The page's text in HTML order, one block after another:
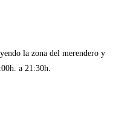
la zona del merendero y
a 21:30h.